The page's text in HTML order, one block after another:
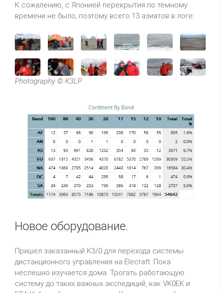
К сожалению, с Японией перекрытия по темному
времени не было, поэтому всего 13 азиатов в логе.
Photography © K3LP
Новое оборудование.
Пришел заказанный K3/0 для перехода системы
дистанционного управления на Elecraft. Пока
неспешно изучается дома. Трогать работающую
систему до таких важных экспедиций, как VK0EK и